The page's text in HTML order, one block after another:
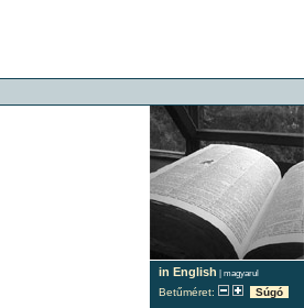
in English | magyarul
Betűméret:
Súgó